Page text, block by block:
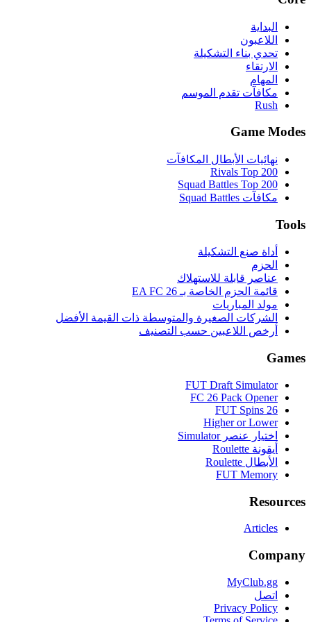
البداية
اللاعبون
تحدي بناء التشكيلة
الارتقاء
المهام
مكافآت تقدم الموسم
Rush
Game Modes
نهائيات الأبطال المكافآت
Rivals Top 200
Squad Battles Top 200
مكافآت Squad Battles
Tools
أداة صنع التشكيلة
الحزم
عناصر قابلة للاستهلاك
قائمة الحزم الخاصة بـ EA FC 26
مولد المباريات
الشركات الصغيرة والمتوسطة ذات القيمة الأفضل
أرخص اللاعبين حسب التصنيف
Games
FUT Draft Simulator
FC 26 Pack Opener
FUT Spins 26
Higher or Lower
اختيار عنصر Simulator
أيقونة Roulette
الأبطال Roulette
FUT Memory
Resources
Articles
Company
MyClub.gg
اتصل
Privacy Policy